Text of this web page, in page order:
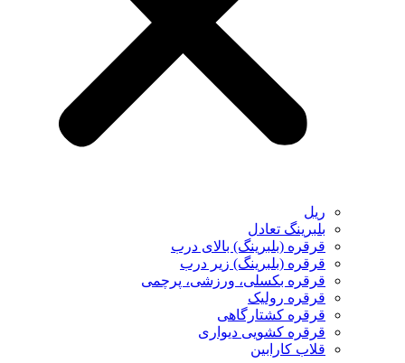
ریل
بلبرینگ تعادل
قرقره (بلبرینگ) بالای درب
قرقره (بلبرینگ) زیر درب
قرقره بکسلی، ورزشی، پرچمی
قرقره رولیک
قرقره کشتارگاهی
قرقره کشویی دیواری
قلاب کارابین